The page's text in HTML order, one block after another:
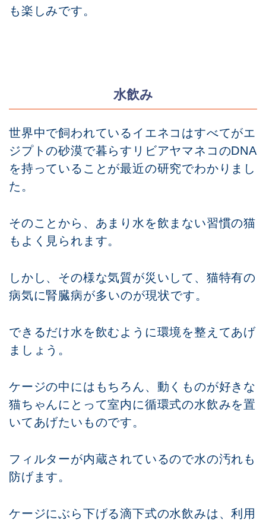
も楽しみです。
水飲み
世界中で飼われているイエネコはすべてがエ
ジプトの砂漠で暮らすリビアヤマネコのDNA
を持っていることが最近の研究でわかりまし
た。
そのことから、あまり水を飲まない習慣の猫
もよく見られます。
しかし、その様な気質が災いして、猫特有の
病気に腎臓病が多いのが現状です。
できるだけ水を飲むように環境を整えてあげ
ましょう。
ケージの中にはもちろん、動くものが好きな
猫ちゃんにとって室内に循環式の水飲みを置
いてあげたいものです。
フィルターが内蔵されているので水の汚れも
防げます。
ケージにぶら下げる滴下式の水飲みは、利用